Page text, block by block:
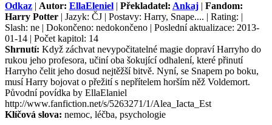
Odkaz | Autor: EllaEleniel | Překladatel: Ankaj | Fandom:
Harry Potter | Jazyk: ČJ | Postavy: Harry, Snape.... | Rating: |
Slash: ne | Dokončeno: nedokončeno | Poslední aktualizace: 2013-
01-14 | Počet kapitol: 14
Shrnutí: Když záchvat nevypočitatelné magie dopraví Harryho do
rukou jeho profesora, učiní oba šokující odhalení, které přinutí
Harryho čelit jeho dosud nejtěžší bitvě. Nyní, se Snapem po boku,
musí Harry bojovat o přežití s nepřítelem horším něž Voldemort.
Původní povídka by EllaElaniel
http://www.fanfiction.net/s/5263271/1/Alea_Iacta_Est
Klíčová slova: nemoc, léčba, psychologie